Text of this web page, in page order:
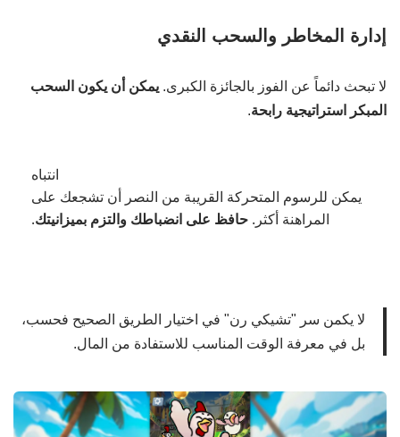
إدارة المخاطر والسحب النقدي
لا تبحث دائماً عن الفوز بالجائزة الكبرى. يمكن أن يكون السحب
المبكر استراتيجية رابحة.
انتباه
يمكن للرسوم المتحركة القريبة من النصر أن تشجعك على
المراهنة أكثر. حافظ على انضباطك والتزم بميزانيتك.
لا يكمن سر "تشيكي رن" في اختيار الطريق الصحيح فحسب،
بل في معرفة الوقت المناسب للاستفادة من المال.